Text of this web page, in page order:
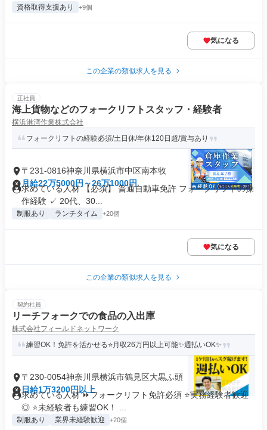
資格取得支援あり +9個
気になる
この企業の類似求人を見る
正社員
海上貨物などのフォークリフトスタッフ・経験者
横浜港湾作業株式会社
フォークリフトの経験必須/土日休/年休120日超/賞与あり
〒231-0816神奈川県横浜市中区南本牧
月給22万5000円～26万1000円
求めている人材 【必須】 普通自動車免許 フォークリフトの操
作経験 ✓ 20代、30...
制服あり ランチタイム +20個
気になる
この企業の類似求人を見る
契約社員
リーチフォークでの食品の入出庫
株式会社フィールドネットワーク
練習OK！免許を活かせる⭐月収26万円以上可能✨週払いOK✨
〒230-0054神奈川県横浜市鶴見区大黒ふ頭
日給1万3200円以上
求めている人材 ⏩フォークリフト免許必須 ⭐実務経験者歓迎
◎ ⭐未経験者も練習OK！ ...
制服あり 業界未経験歓迎 +20個